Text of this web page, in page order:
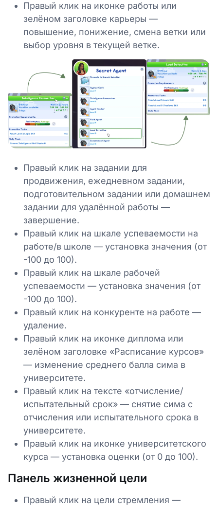
Правый клик на иконке работы или
зелёном заголовке карьеры —
повышение, понижение, смена ветки или
выбор уровня в текущей ветке.
Правый клик на задании для
продвижения, ежедневном задании,
подготовительном задании или домашнем
задании для удалённой работы —
завершение.
Правый клик на шкале успеваемости на
работе/в школе — установка значения (от
-100 до 100).
Правый клик на шкале рабочей
успеваемости — установка значения (от
-100 до 100).
Правый клик на конкуренте на работе —
удаление.
Правый клик на иконке диплома или
зелёном заголовке «Расписание курсов»
— изменение среднего балла симa в
университете.
Правый клик на тексте «отчисление/
испытательный срок» — снятие симa с
отчисления или испытательного срока в
университете.
Правый клик на иконке университетского
курса — установка оценки (от 0 до 100).
Панель жизненной цели
Правый клик на цели стремления —